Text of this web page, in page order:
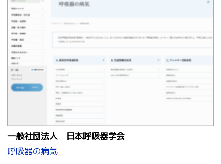
一般社団法人 日本呼吸器学会
呼吸器の病気